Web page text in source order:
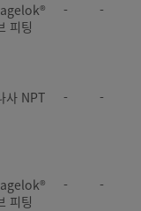
피팅
- -
사 NPT - -
피팅
- -